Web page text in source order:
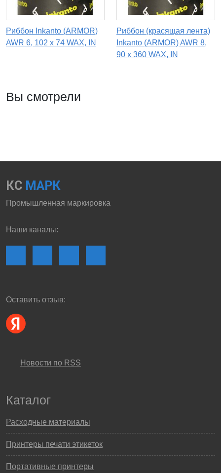
Риббон Inkanto (ARMOR)
AWR 6, 102 х 74 WAX, IN
Риббон (красящая лента)
Inkanto (ARMOR) AWR 8,
90 x 360 WAX, IN
Вы смотрели
КС МАРК
Промышленная маркировка
Наши каналы:
Оставить отзыв:
Новости по RSS
Каталог
Расходные материалы
Принтеры печати этикеток
Портативные принтеры